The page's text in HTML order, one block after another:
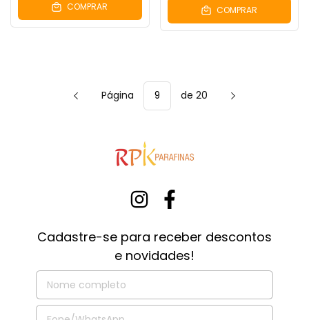
COMPRAR COMPRAR
Página de 20
Cadastre-se para receber descontos
e novidades!